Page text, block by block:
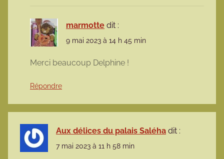
marmotte dit :
9 mai 2023 à 14 h 45 min
Merci beaucoup Delphine !
Répondre
Aux délices du palais Saléha dit :
7 mai 2023 à 11 h 58 min